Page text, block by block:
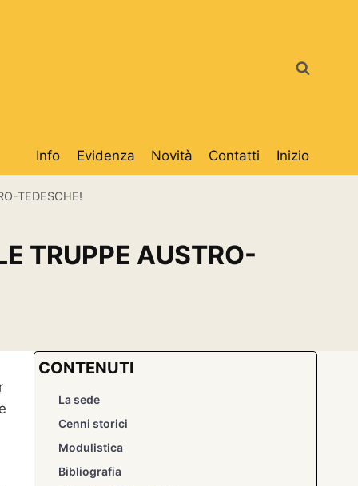
Info Evidenza Novità Contatti Inizio
TEDESCHE!
TRUPPE AUSTRO-
CONTENUTI
La sede
Cenni storici
Modulistica
Bibliografia